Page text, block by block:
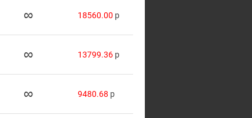
∞ 18560.00 p
∞ 13799.36 p
∞ 9480.68 p